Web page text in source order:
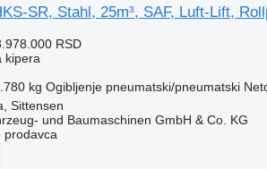
SR, Stahl, 25m³, SAF, Luft-Lift,
RSD
kipera
kg Ogibljenje pneumatski/pneumatski
Sittensen
und Baumaschinen GmbH & Co. KG
prodavca